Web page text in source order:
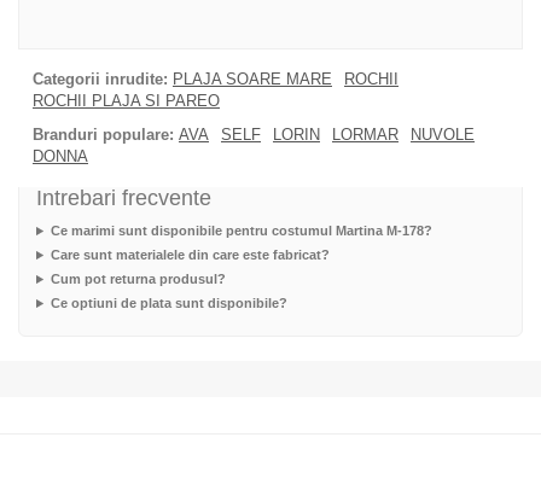
Categorii inrudite: PLAJA SOARE MARE
ROCHII
ROCHII PLAJA SI PAREO
Branduri populare: AVA SELF LORIN LORMAR
NUVOLE
DONNA
Intrebari frecvente
Ce marimi sunt disponibile pentru costumul Martina M-178?
Care sunt materialele din care este fabricat?
Cum pot returna produsul?
Ce optiuni de plata sunt disponibile?